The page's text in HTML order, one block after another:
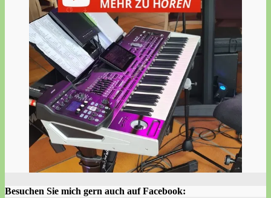
Besuchen Sie mich gern auch auf Facebook: